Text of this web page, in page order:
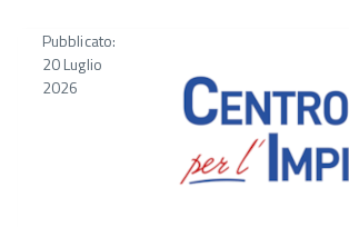
Pubblicato:
20 Luglio
2026